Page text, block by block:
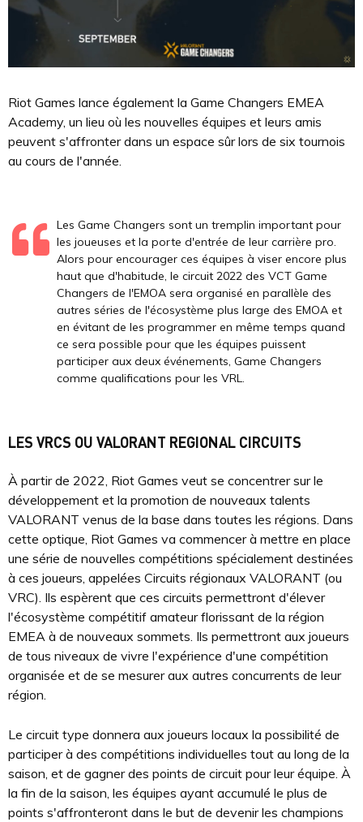
Riot Games lance également la Game Changers EMEA
Academy, un lieu où les nouvelles équipes et leurs amis
peuvent s'affronter dans un espace sûr lors de six tournois
au cours de l'année.
Les Game Changers sont un tremplin important pour
les joueuses et la porte d'entrée de leur carrière pro.
Alors pour encourager ces équipes à viser encore plus
haut que d'habitude, le circuit 2022 des VCT Game
Changers de l'EMOA sera organisé en parallèle des
autres séries de l'écosystème plus large des EMOA et
en évitant de les programmer en même temps quand
ce sera possible pour que les équipes puissent
participer aux deux événements, Game Changers
comme qualifications pour les VRL.
LES VRCS OU VALORANT REGIONAL CIRCUITS
À partir de 2022, Riot Games veut se concentrer sur le
développement et la promotion de nouveaux talents
VALORANT venus de la base dans toutes les régions. Dans
cette optique, Riot Games va commencer à mettre en place
une série de nouvelles compétitions spécialement destinées
à ces joueurs, appelées Circuits régionaux VALORANT (ou
VRC). Ils espèrent que ces circuits permettront d'élever
l'écosystème compétitif amateur florissant de la région
EMEA à de nouveaux sommets. Ils permettront aux joueurs
de tous niveaux de vivre l'expérience d'une compétition
organisée et de se mesurer aux autres concurrents de leur
région.
Le circuit type donnera aux joueurs locaux la possibilité de
participer à des compétitions individuelles tout au long de la
saison, et de gagner des points de circuit pour leur équipe. À
la fin de la saison, les équipes ayant accumulé le plus de
points s'affronteront dans le but de devenir les champions